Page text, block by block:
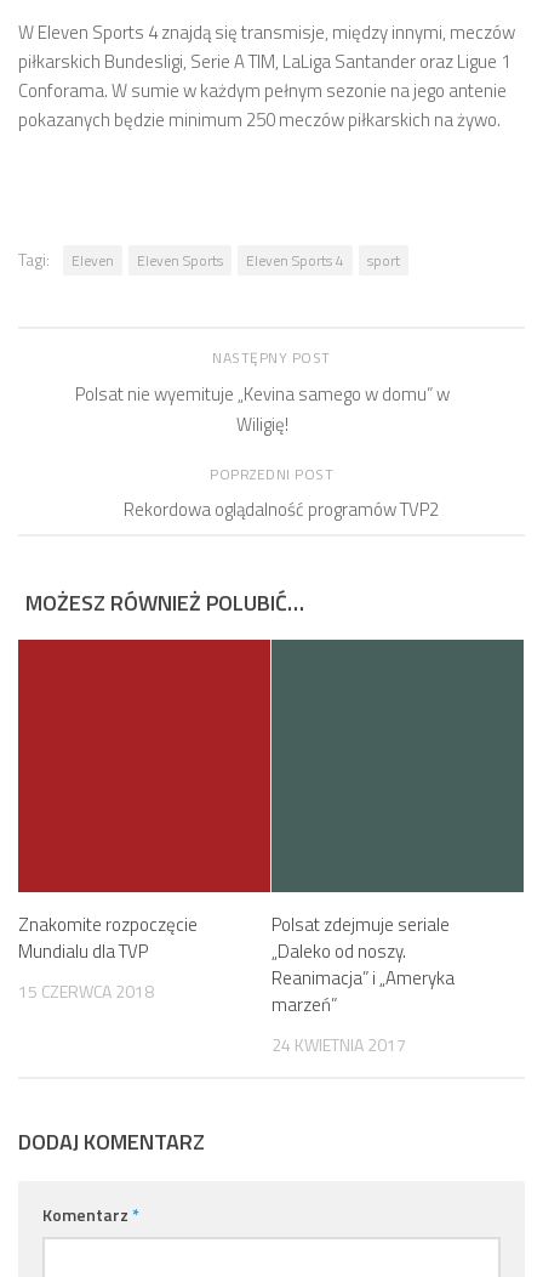
W Eleven Sports 4 znajdą się transmisje, między innymi, meczów
piłkarskich Bundesligi, Serie A TIM, LaLiga Santander oraz Ligue 1
Conforama. W sumie w każdym pełnym sezonie na jego antenie
pokazanych będzie minimum 250 meczów piłkarskich na żywo.
Tagi: Eleven Eleven Sports Eleven Sports 4 sport
NASTĘPNY POST
Polsat nie wyemituje „Kevina samego w domu” w
Wiligię!
POPRZEDNI POST
Rekordowa oglądalność programów TVP2
MOŻESZ RÓWNIEŻ POLUBIĆ…
Znakomite rozpoczęcie
Mundialu dla TVP
15 CZERWCA 2018
Polsat zdejmuje seriale
„Daleko od noszy.
Reanimacja” i „Ameryka
marzeń”
24 KWIETNIA 2017
DODAJ KOMENTARZ
Komentarz*